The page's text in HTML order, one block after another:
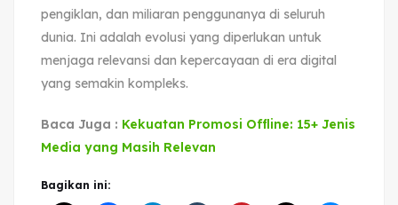
pengiklan, dan miliaran penggunanya di seluruh
dunia. Ini adalah evolusi yang diperlukan untuk
menjaga relevansi dan kepercayaan di era digital
yang semakin kompleks.
Baca Juga : Kekuatan Promosi Offline: 15+ Jenis
Media yang Masih Relevan
Bagikan ini: